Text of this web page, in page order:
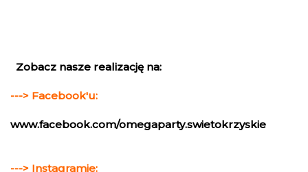
Zobacz nasze realizację na:
---> Facebook'u:
www.facebook.com/omegaparty.swietokrzyskie
---> Instagramie: